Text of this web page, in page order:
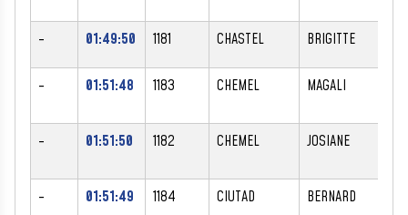
- 01:49:50 1181 CHASTEL BRIGITTE
- 01:51:48 1183 CHEMEL MAGALI
- 01:51:50 1182 CHEMEL JOSIANE
- 01:51:49 1184 CIUTAD BERNARD